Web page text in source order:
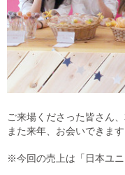
ご来場くださった皆さん
また来年、お会いでき
※今回の売上は「日本ユニ